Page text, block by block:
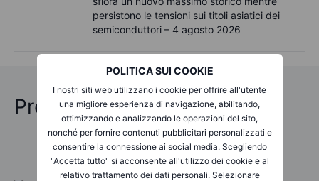
POLITICA SUI COOKIE
I nostri siti web utilizzano i cookie per offrire all'utente
una migliore esperienza di navigazione, abilitando,
ottimizzando e analizzando le operazioni del sito,
nonché per fornire contenuti pubblicitari personalizzati e
consentire la connessione ai social media. Scegliendo
"Accetta tutto" si acconsente all'utilizzo dei cookie e al
relativo trattamento dei dati personali. Selezionare
persistono le tensioni sui titoli asiatici dei
semiconduttori – 4 agosto 2026
Previsioni Oltraggiose 2026